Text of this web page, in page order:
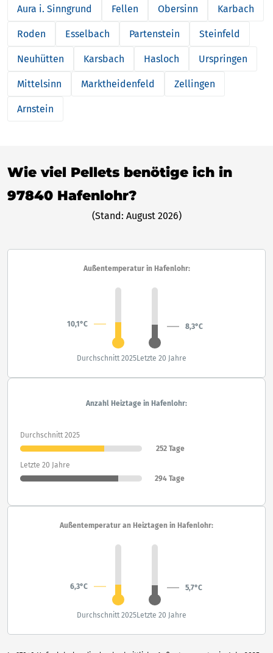
Aura i. Sinngrund Fellen Obersinn Karbach
Roden Esselbach Partenstein Steinfeld
Neuhütten Karsbach Hasloch Urspringen
Mittelsinn Marktheidenfeld Zellingen
Arnstein
Wie viel Pellets benötige ich in
97840 Hafenlohr?
(Stand: August 2026)
Außentemperatur in Hafenlohr:
10,1°C 8,3°C
Durchschnitt 2025Letzte 20 Jahre
Anzahl Heiztage in Hafenlohr:
Durchschnitt 2025
252 Tage
Letzte 20 Jahre
294 Tage
Außentemperatur an Heiztagen in Hafenlohr:
6,3°C 5,7°C
Durchschnitt 2025Letzte 20 Jahre